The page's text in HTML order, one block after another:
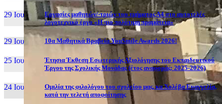
29 Ιουν, 26
Εργασίες μαθητών/-τριών του τμήματος Α4 στο αυτοτελές
λογοτεχνικό έργο «Η πιο πολύτιμη πραμάτεια»
29 Ιουν, 26 10α Μαθητικά Βραβεία YouSmile Awards 2026!
25 Ιουν, 26
Έτησια Έκθεση Εσωτερικής Αξιολόγησης του Εκπαιδευτικού
Έργου της Σχολικής Μονάδας (έτος αναφοράς: 2025-2026)
24 Ιουν, 26
Ομιλία της φιλολόγου του σχολείου μας, κα Χολέβα Ευαγγελία,
κατά την τελετή αποφοίτησης